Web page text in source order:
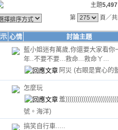
主題5,497
第
頁／
心情 討論主題
藍小姐迷有萬歲,你還要大家看你
年..不要不要...救命...救命ㄚ...
阿災 (右眼是實心的
怎麼玩
羞)))))))))))))))))))))))))))
號。海洋)
搞笑自行車.....